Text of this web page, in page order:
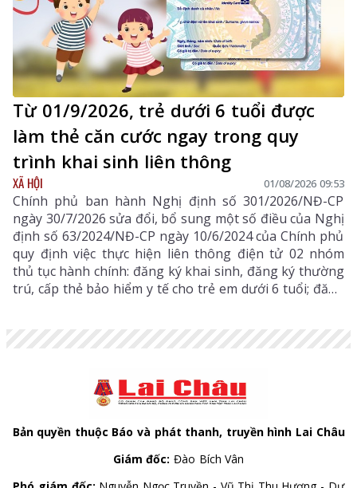
Từ 01/9/2026, trẻ dưới 6 tuổi được
làm thẻ căn cước ngay trong quy
trình khai sinh liên thông
XÃ HỘI 01/08/2026 09:53
Chính phủ ban hành Nghị định số 301/2026/NĐ-CP
ngày 30/7/2026 sửa đổi, bổ sung một số điều của Nghị
định số 63/2024/NĐ-CP ngày 10/6/2024 của Chính phủ
quy định việc thực hiện liên thông điện tử 02 nhóm
thủ tục hành chính: đăng ký khai sinh, đăng ký thường
trú, cấp thẻ bảo hiểm y tế cho trẻ em dưới 6 tuổi; đăng
Bản quyền thuộc Báo và phát thanh, truyền hình Lai Châu
Giám đốc: Đào Bích Vân